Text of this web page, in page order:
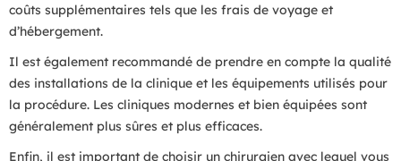
coûts supplémentaires tels que les frais de voyage et
d’hébergement.
Il est également recommandé de prendre en compte la qualité
des installations de la clinique et les équipements utilisés pour
la procédure. Les cliniques modernes et bien équipées sont
généralement plus sûres et plus efficaces.
Enfin, il est important de choisir un chirurgien avec lequel vous